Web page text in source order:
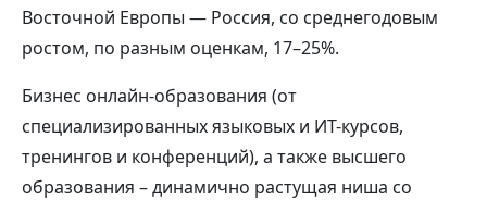
Восточной Европы — Россия, со среднегодовым
ростом, по разным оценкам, 17–25%.
Бизнес онлайн-образования (от
специализированных языковых и ИТ-курсов,
тренингов и конференций), а также высшего
образования – динамично растущая ниша со